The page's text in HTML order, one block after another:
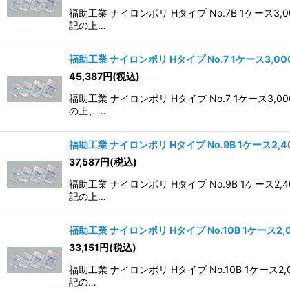
福助工業 ナイロンポリ Hタイプ No.7B 1ケース
記の上…
福助工業 ナイロンポリ Hタイプ No.7 1ケース
45,387円(税込)
福助工業 ナイロンポリ Hタイプ No.7 1ケース
の上、…
福助工業 ナイロンポリ Hタイプ No.9B 1ケース
37,587円(税込)
福助工業 ナイロンポリ Hタイプ No.9B 1ケース
記の上…
福助工業 ナイロンポリ Hタイプ No.10B 1ケース
33,151 円(税込)
福助工業 ナイロンポリ Hタイプ No.10B 1ケース
記の…